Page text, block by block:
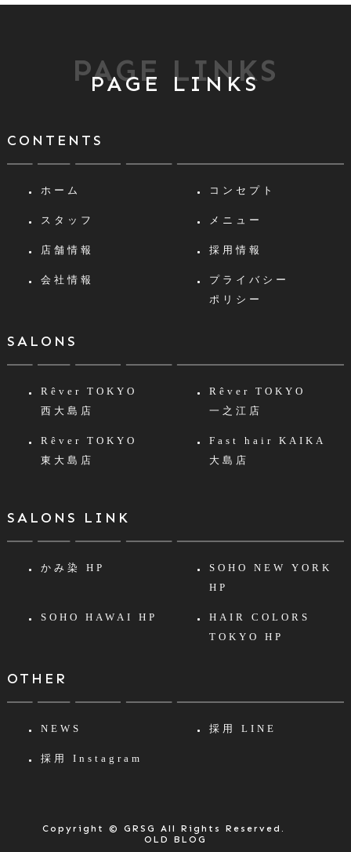
PAGE LINKS
PAGE LINKS
CONTENTS
ホーム コンセプト
スタッフ メニュー
店舗情報 採用情報
会社情報
プライバシー
ポリシー
SALONS
Rêver TOKYO
西大島店
Rêver TOKYO
一之江店
Rêver TOKYO
東大島店
Fast hair KAIKA
大島店
SALONS LINK
かみ染 HP
SOHO NEW YORK
HP
SOHO HAWAI HP
HAIR COLORS
TOKYO HP
OTHER
NEWS 採用 LINE
採用 Instagram
Copyright © GRSG All Rights Reserved.
OLD BLOG